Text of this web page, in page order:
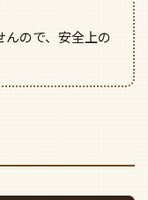
ので、安全上の